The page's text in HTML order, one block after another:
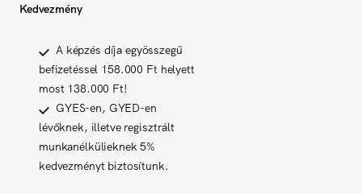
Kedvezmény
A képzés díja egyösszegű
befizetéssel 158.000 Ft helyett
most 138.000 Ft!
GYES-en, GYED-en
lévőknek, illetve regisztrált
munkanélkülieknek 5%
kedvezményt biztosítunk.